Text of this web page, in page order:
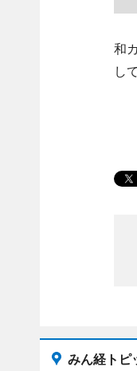
和
し
みん経トピ